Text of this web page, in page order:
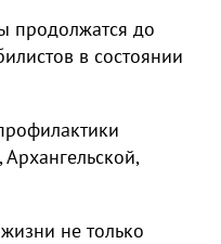
продолжатся до
в состоянии
не только